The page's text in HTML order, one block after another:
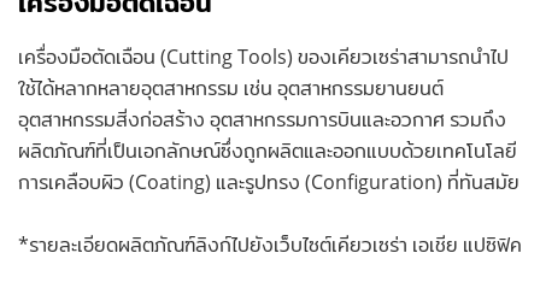
เครื่องมือตัดเฉือน (Cutting Tools) ของเคียวเซร่าสามารถนำไป
ใช้ได้หลากหลายอุตสาหกรรม เช่น อุตสาหกรรมยานยนต์
อุตสาหกรรมสิ่งก่อสร้าง อุตสาหกรรมการบินและอวกาศ รวมถึง
ผลิตภัณฑ์ที่เป็นเอกลักษณ์ซึ่งถูกผลิตและออกแบบด้วยเทคโนโลยี
การเคลือบผิว (Coating) และรูปทรง (Configuration) ที่ทันสมัย
*รายละเอียดผลิตภัณฑ์ลิงก์ไปยังเว็บไซต์เคียวเซร่า เอเชีย แปซิฟิค